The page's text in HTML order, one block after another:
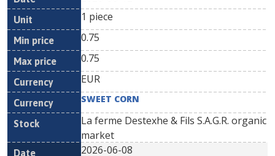
1 piece
0.75
0.75
EUR
SWEET CORN
La ferme Destexhe & Fils S.A.G.R. organic
market
2026-06-08